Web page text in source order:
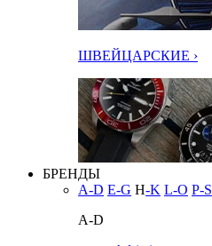
ШВЕЙЦАРСКИЕ ›
БРЕНДЫ
A-D E-G H-K L-O P-S
A-D